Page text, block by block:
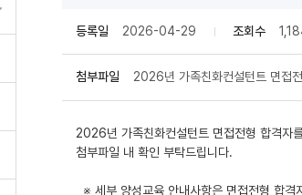
등록일 2026-04-29 조회수
첨부파일 2026년 가족친화컨설턴트 면접
2026년 가족친화컨설턴트 면접전형 합격자
첨부파일 내 확인 부탁드립니다.
※ 세부 양성교육 안내사항은 면접전형 합격